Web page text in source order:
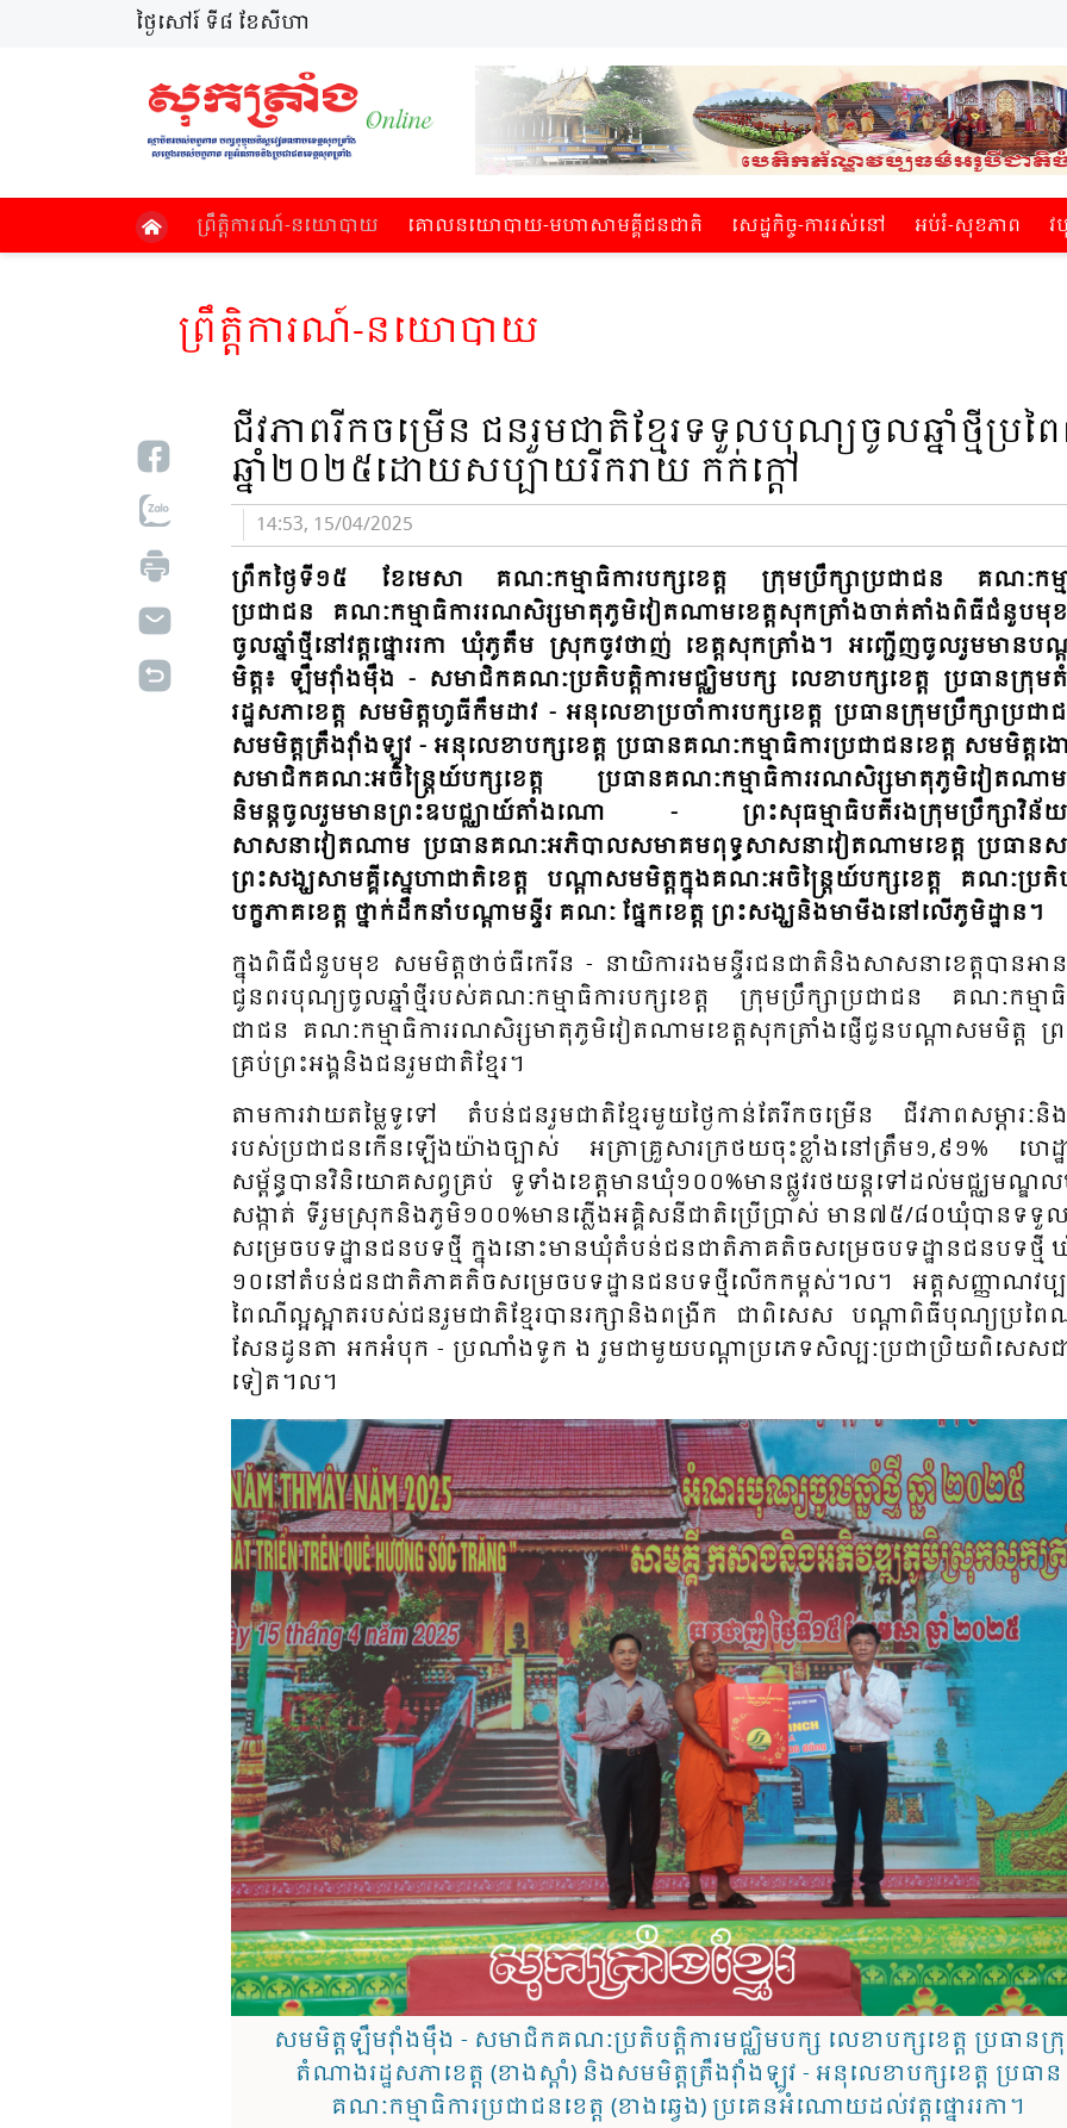
ថ្ងៃសៅរ៍ ទី៨ ខែសីហា
ព្រឹត្តិការណ៍​-នយោបាយ គោល​នយោបាយ​-មហាសាម​គ្គីជនជាតិ​ សេដ្ឋកិច្ច-ការរស់​នៅ អប់​រំ-សុខភាព
ព្រឹត្តិការណ៍​-នយោបាយ
ជីវភាពរីកចម្រើន ជនរួមជាតិខ្មែរទទួលបុណ្យចូលឆ្នាំថ្មីប្រ
ឆ្នាំ២០២៥ដោយសប្បាយរីករាយ កក់ក្តៅ
14:53, 15/04/2025
ព្រឹកថ្ងៃទី១៥ ខែមេសា គណៈកម្មាធិការបក្សខេត្ត ក្រុមប្រឹក្សាប្រជាជន គណៈកម្ម
ប្រជាជន គណៈកម្មាធិការរណសិរ្សមាតុភូមិវៀតណាមខេត្តសុកត្រាំងចាត់តាំងពិធីជំនួប
ចូលឆ្នាំថ្មីនៅវត្តផ្នោររកា ឃុំភូតឹម ស្រុកចូវថាញ់ ខេត្តសុកត្រាំង។ អញ្ជើញចូលរួមមានប
មិត្ត៖ ឡឹមវ៉ាំងម៉ឹង - សមាជិកគណៈប្រតិបត្តិការ​មជ្ឈិម​បក្ស លេខាបក្សខេត្ត ប្រធានក្រុ
រដ្ឋសភាខេត្ត សមមិត្តហូធីកឹមដាវ - អនុលេខាប្រចាំការបក្សខេត្ត ប្រធានក្រុមប្រឹក្សាប្រជា
សមមិត្តត្រឹងវ៉ាំងឡូវ - អនុលេខាបក្សខេត្ត ប្រធានគណៈកម្មាធិការប្រជាជនខេត្ត សមមិត្ត
សមាជិកគណៈអចិន្ត្រៃយ៍បក្សខេត្ត ប្រធានគណៈកម្មាធិការរណសិរ្សមាតុភូមិវៀតណាម
និមន្តចូលរួមមានព្រះឧបជ្ឈាយ៍តាំងណោ - ព្រះ​សុធម្មាធិបតីរងក្រុមប្រឹក្សាវិន័យ
សាសនាវៀតណាម ប្រធានគណៈអភិបាលសមាគមពុទ្ធសាសនាវៀតណាមខេត្ត ប្រធាន
ព្រះសង្ឃសាមគ្គីស្នេហាជាតិខេត្ត បណ្តាសមមិត្តក្នុងគណៈអចិន្ត្រៃយ៍បក្សខេត្ត គណៈប្រតិប
បក្ខភាគខេត្ត ថ្នាក់ដឹកនាំបណ្តាមន្ទីរ គណៈ ផ្នែកខេត្ត ព្រះសង្ឃនិងមាមីងនៅលើ​ភូមិដ្ឋាន។
ក្នុង​​ពិធី​ជំនួប​មុខ សមមិត្ត​ថាច់​ធី​កេ​រីន​ - នាយិការរង​មន្ទីរ​ជន​ជាតិ​និង​សាសនា​ខេត្ត​បាន​អ
ជូន​ពរ​បុណ្យ​ចូល​ឆ្នាំ​ថ្មី​របស់​គណៈ​កម្មាធិ​ការ​បក្ស​ខេត្ត ក្រុម​ប្រឹក្សា​ប្រ​ជា​ជន​ គណៈ​កម្មាធិ​
ជាជន​ គណៈ​កម្មា​ធិ​ការ​រណសិរ្ស​មាតុភូមិ​វៀតណាមខេត្តសុក​ត្រាំង​ផ្ញើ​ជូន​បណ្តា​សមមិត្ត​ ព្
គ្រប់​ព្រះ​​អង្គ​និង​ជន​រួម​ជាតិ​ខ្មែរ។
តាម​ការ​វាយ​តម្លៃ​ទូទៅ តំបន់​ជន​រួម​ជាតិ​ខ្មែរ​មួយ​ថ្ងៃ​កាន់​តែ​រីក​ចម្រើន ជីវភាព​សម្ភារៈ​និង​
របស់​ប្រ​ជាជន​​កើន​ឡើង​យ៉ាង​ច្បាស់ អត្រា​គ្រួសារ​ក្រ​ថយ​ចុះ​ខ្លាំង​នៅ​ត្រឹម​១,៩១% ហេដ្ឋ
សម្ព័ន្ធ​បាន​វិនិយោគ​សព្វ​គ្រប់ ទូទាំង​ខេត្ត​មាន​ឃុំ​១០០%​មាន​ផ្លូវ​រថ​យន្ត​ទៅ​ដល់​មជ្ឈមណ្
សង្កាត់ ទី​រួម​ស្រុក​និង​ភូមិ​១០០%​មាន​ភ្លើង​អគ្គិសនី​ជាតិ​ប្រើ​ប្រាស់ មាន​៧៥/៨០​ឃុំ​បាន​ទទួ
សម្រេច​បទដ្ឋាន​ជន​បទ​ថ្មី ក្នុង​នោះ​មាន​ឃុំ​តំបន់​ជន​ជាតិ​ភាគ​តិច​សម្រេច​បទដ្ឋាន​ជន​បទ​ថ្
១០​នៅ​តំបន់​ជន​ជាតិ​ភាគ​តិច​សម្រេច​បទដ្ឋាន​ជន​បទ​ថ្មី​លើក​កម្ពស់។ល។ អត្ត​សញ្ញាណ​វប្
ពៃ​ណី​ល្អ​ស្អាត​របស់​ជន​រួម​ជាតិ​ខ្មែរ​បាន​រក្សា​និង​ពង្រីក​​ ជា​ពិសេស បណ្តា​ពិ​ធី​បុណ្យ​ប្រ​ព
សែន​ដូន​តា អក​អំបុក - ប្រ​ណាំង​ទូក​ ង រួម​ជា​មួយ​បណ្តា​ប្រ​ភេទ​សិល្បៈ​ប្រ​ជា​ប្រិយ​ពិសេស​ជ
ទៀត។ល។
សមមិត្តឡឹមវ៉ាំងម៉ឹង - សមាជិកគណៈប្រតិបត្តិការ​មជ្ឈិម​បក្ស​ លេខាបក្សខេត្ត ប្រធានក្
តំណាង​រដ្ឋសភាខេត្ត (ខាងស្តាំ) និងសមមិត្តត្រឹងវ៉ាំងឡូវ - អនុលេខាបក្សខេត្ត ប្រធាន
គណៈកម្មាធិការប្រជាជនខេត្ត (ខាងឆ្វេង) ប្រគេនអំណោយដល់វត្តផ្នោររកា។